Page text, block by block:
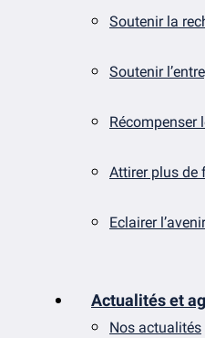
Soutenir la
Soutenir
Récompenser
Attirer plus de
Eclairer l’avenir
Actualités et
Nos actualités